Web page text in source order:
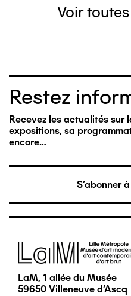
Voir
Restez
Recevez les actualités sur
expositions, sa
encore…
S'abonner
Image
LaM, 1 allée du Musée
59650 Villeneuve d'Ascq